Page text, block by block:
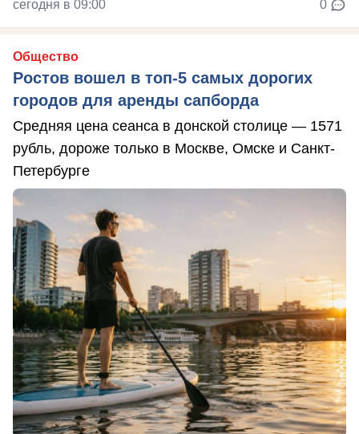
сегодня в 09:00 0
Общество
Ростов вошел в топ-5 самых дорогих
городов для аренды сапборда
Средняя цена сеанса в донской столице — 1571
рубль, дороже только в Москве, Омске и Санкт-
Петербурге